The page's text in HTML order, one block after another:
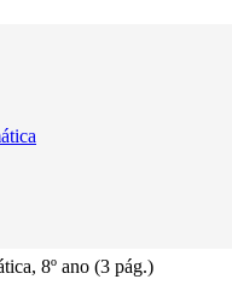
8º ano (3 pág.)